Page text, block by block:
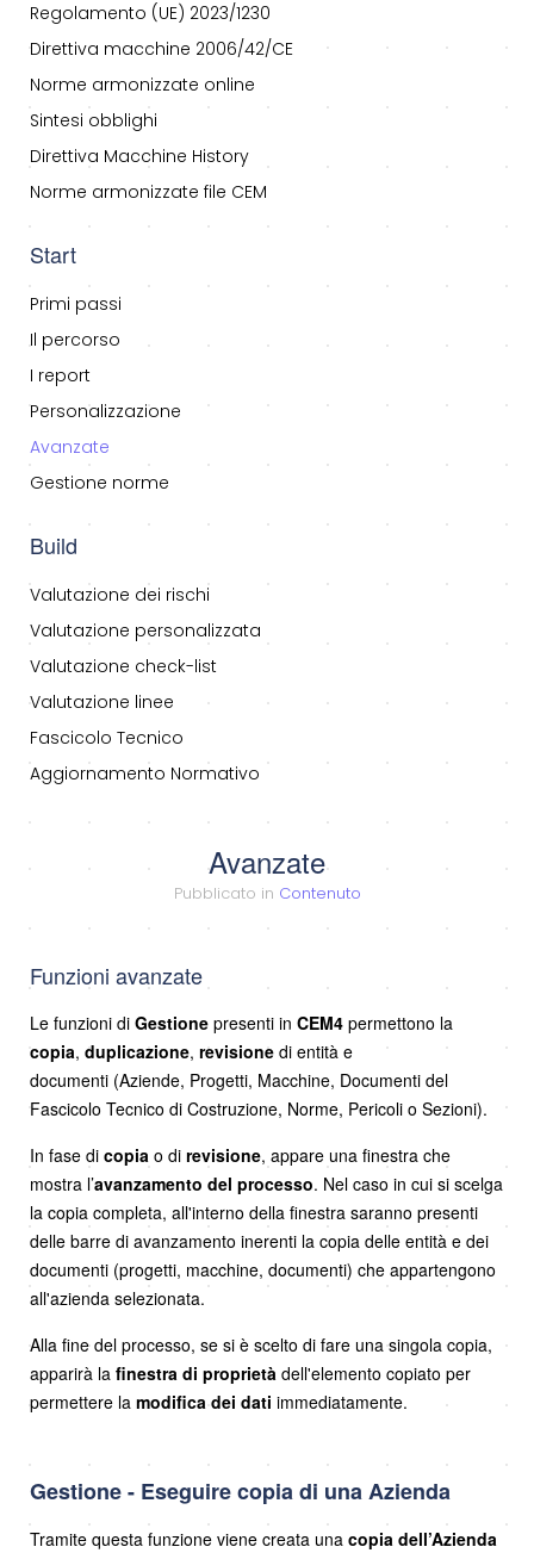
Regolamento (UE) 2023/1230
Direttiva macchine 2006/42/CE
Norme armonizzate online
Sintesi obblighi
Direttiva Macchine History
Norme armonizzate file CEM
Start
Primi passi
Il percorso
I report
Personalizzazione
Avanzate
Gestione norme
Build
Valutazione dei rischi
Valutazione personalizzata
Valutazione check-list
Valutazione linee
Fascicolo Tecnico
Aggiornamento Normativo
Avanzate
Pubblicato in Contenuto
Funzioni avanzate
Le funzioni di Gestione presenti in CEM4 permettono la
copia, duplicazione, revisione di entità e
documenti (Aziende, Progetti, Macchine, Documenti del
Fascicolo Tecnico di Costruzione, Norme, Pericoli o Sezioni).
In fase di copia o di revisione, appare una finestra che
mostra l’avanzamento del processo. Nel caso in cui si scelga
la copia completa, all'interno della finestra saranno presenti
delle barre di avanzamento inerenti la copia delle entità e dei
documenti (progetti, macchine, documenti) che appartengono
all'azienda selezionata.
Alla fine del processo, se si è scelto di fare una singola copia,
apparirà la finestra di proprietà dell'elemento copiato per
permettere la modifica dei dati immediatamente.
Gestione - Eseguire copia di una Azienda
Tramite questa funzione viene creata una copia dell’Azienda